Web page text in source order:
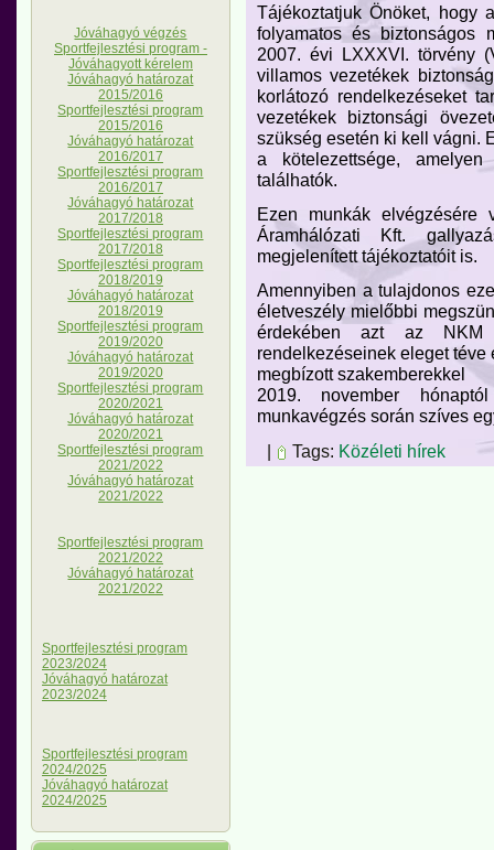
Jóváhagyó végzés
Sportfejlesztési program -
Jóváhagyott kérelem
Jóváhagyó határozat
2015/2016
Sportfejlesztési program
2015/2016
Jóváhagyó határozat
2016/2017
Sportfejlesztési program
2016/2017
Jóváhagyó határozat
2017/2018
Sportfejlesztési program
2017/2018
Sportfejlesztési program
2018/2019
Jóváhagyó határozat
2018/2019
Sportfejlesztési program
2019/2020
Jóváhagyó határozat
2019/2020
Sportfejlesztési program
2020/2021
Jóváhagyó határozat
2020/2021
Sportfejlesztési program
2021/2022
Jóváhagyó határozat
2021/2022
Sportfejlesztési program
2021/2022
Jóváhagyó határozat
2021/2022
Sportfejlesztési program
2023/2024
Jóváhagyó határozat
2023/2024
Sportfejlesztési program
2024/2025
Jóváhagyó határozat
2024/2025
Tájékoztatjuk Önöket, hogy
folyamatos és biztonságos
2007. évi LXXXVI. törvény
villamos vezetékek
korlátozó rendelkezéseket
vezetékek biztonsági
szükség esetén ki kell vágni.
a kötelezettsége,
találhatók.
Ezen munkák elvégzésére
Áramhálózati Kft.
megjelenített tájékoztatóit is.
Amennyiben a tulajdonos
életveszély mielőbbi
érdekében azt az
rendelkezéseinek eleget
megbízott szakemberekkel
2019. november
munkavégzés során szíves
|
Tags: Közéleti hírek